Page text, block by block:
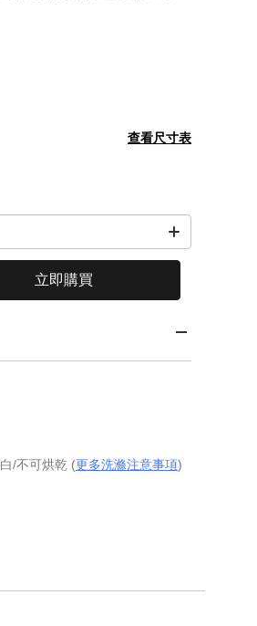
查看尺寸表
立即購買
/不可烘乾 (更多洗滌注意事項)